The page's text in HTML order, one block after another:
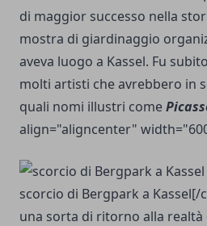
di maggior successo nella
mostra di giardinaggio
aveva luogo a Kassel. Fu
molti artisti che avrebbero in
quali nomi illustri come
align="aligncenter"
scorcio di Bergpark a
una sorta di ritorno alla realtà